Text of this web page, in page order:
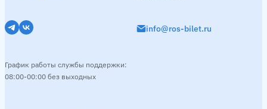
info@ros-bilet.ru
График работы службы поддержки:
08:00-00:00 без выходных